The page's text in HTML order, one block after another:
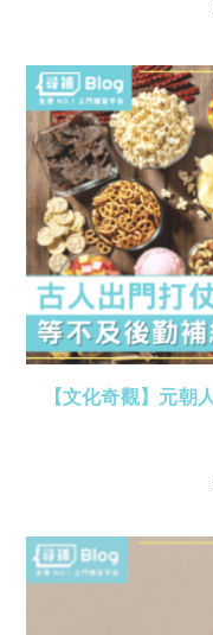
【文化奇觀】元朝